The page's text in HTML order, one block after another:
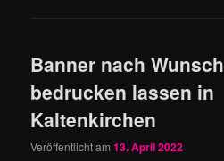
Banner nach Wunsch
bedrucken lassen in
Kaltenkirchen
Veröffentlicht am13. April 2022